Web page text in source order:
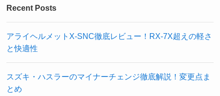
Recent Posts
アライヘルメットX-SNC徹底レビュー！RX-7X超えの軽さ
と快適性
スズキ・ハスラーのマイナーチェンジ徹底解説！変更点ま
とめ